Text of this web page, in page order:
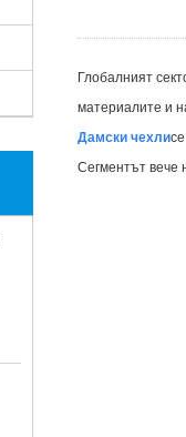
Глобалният
материалите и
Дамски чехли
Сегментът вече